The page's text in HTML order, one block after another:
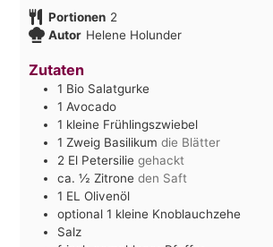
Portionen 2
Autor Helene Holunder
Zutaten
1 Bio Salatgurke
1 Avocado
1 kleine Frühlingszwiebel
1 Zweig Basilikum die Blätter
2 El Petersilie gehackt
ca. ½Zitrone den Saft
1 EL Olivenöl
optional 1 kleine Knoblauchzehe
Salz